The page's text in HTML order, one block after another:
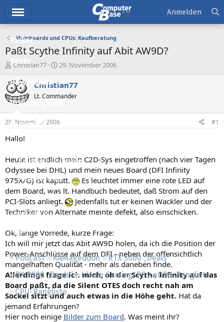
Ticker
Tests
Downloads
Preisvergleich
Forum
Aktuelles
Empfohlene Inhalte
Neue Beiträge
Neueste Aktivitäten
Leserartikel
Regeln
Podcast RAMageddon
RTX 5000 „Deals“
RX 9000 „Deals“
Ideale Gaming-PCs
GPU-Rangliste
CPU-Rangliste
Anmelden
Mainboards und CPUs: Kaufberatung
Paßt Scythe Infinity auf Abit AW9D?
E
s
t
e
e
r
Christian77
E
s
e
l
t
29. November 2006
Christian77
Lt. Commander
29. November 2006 #1
Hallo!
Heute ist endlich mein C2D-Sys eingetroffen (nach vier Tagen
Odyssee bei DHL) und mein neues Board (DFI Infinity
975X/G) ist kaputt.
Es leuchtet immer eine rote LED auf
dem Board, was lt. Handbuch bedeutet, daß Strom auf den
PCI-Slots anliegt.
Jedenfalls tut er keinen Wackler und der
Techniker von Alternate meinte defekt, also einschicken.
Ok, lange Vorrede, kurze Frage:
Ich will mir jetzt das Abit AW9D holen, da ich die Position der
Power-Anschlüsse auf dem DFI - neben der offensichtlich
mangelhaften Qualität - mehr als daneben finde.
Allerdings frage ich mich, ob der Scythe Infinity auf das
Board paßt, da die Silent OTES doch recht nah am
Sockel sitzt und auch etwas in die Höhe geht. Hat da
jemand Erfahrungen?
Hier noch einige Bilder zum Board. Was meint ihr?